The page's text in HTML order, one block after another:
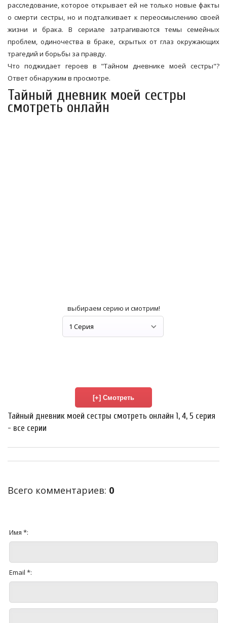
расследование, которое открывает ей не только новые факты
о смерти сестры, но и подталкивает к переосмыслению своей
жизни и брака. В сериале затрагиваются темы семейных
проблем, одиночества в браке, скрытых от глаз окружающих
трагедий и борьбы за правду.
Что поджидает героев в "Тайном дневнике моей сестры"?
Ответ обнаружим в просмотре.
Тайный дневник моей сестры
смотреть онлайн
выбираем серию и смотрим!
Тайный дневник моей сестры смотреть онлайн 1, 4, 5 серия
- все серии
Всего комментариев: 0
Имя *:
Email *: